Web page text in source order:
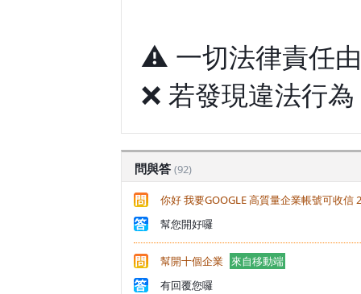
⚠️ 一切法律責任
❌ 若發現違法行
問與答 (92)
你好 我要GOOGLE 高質量企業帳號可收信
幫您開好囉
幫開十個企業
來自移動端
有回覆您囉